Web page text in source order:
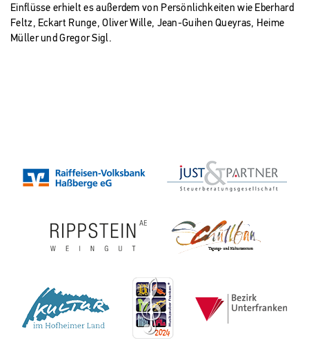
Einflüsse erhielt es außerdem von Persönlichkeiten wie Eberhard
Feltz, Eckart Runge, Oliver Wille, Jean-Guihen Queyras, Heime
Müller und Gregor Sigl.